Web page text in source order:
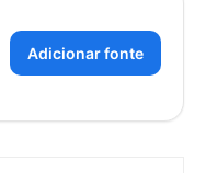
Adicionar fonte